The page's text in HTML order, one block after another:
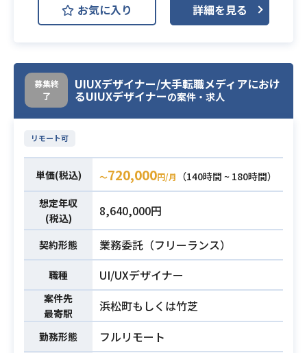
必須スキル
・B2B業務システムにおける要件定
義の実務経験（1年以上）
の実務経験（2年以上）
・Figmaを用いたデザイン制作の実
務経験（3年以上）
グ全般に関する知識
・システムの制約を理解し、エンジ
画面設計ができるスキル
・デザイン領域における、基本的な
アクセシビリティ（JIS X 8341-3、W
CAG等）への対応経験
Adobe Illustrator
Slack
業務内容
いて、ユーザーリサーチからUI/UXデ
プロダクト体験に関わるデザイン業
務全般を担当していただきます。
※詳細は面談時にお伝えいたしま
す。
必須スキル
・WebまたはモバイルアプリのUI/U
Xデザイン実務経験（3年以上）
・Figmaを用いたデザインワークフ
ローの実務経験（2年以上）
・Adobe Illustratorの基本操作スキ
ル
・プロダクト開発チーム（エンジニ
お気に入り 詳細を見る
募集終
了
UIUXデザイナー/大手転職メディアにおけ
るUIUXデザイナーの案件・求人
リモート可
単価(税込) 〜720,000円/月
（140時間 ~ 180時間）
想定年収
(税込)
8,640,000円
契約形態 業務委託（フリーランス）
職種 UI/UXデザイナー
案件先
最寄駅
浜松町もしくは竹芝
勤務形態 フルリモート